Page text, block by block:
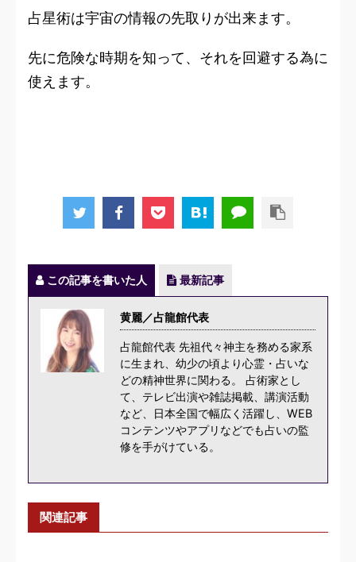
占星術は宇宙の情報の先取り が出来ます。
先に危険な時期を知って、それを回避する為に
使えます。
この記事を書いた人 最新記事
黄麗／占龍館代表
占龍館代表 先祖代々神主を務める家系
に生まれ、幼少の頃より心霊・占いな
どの精神世界に関わる。 占術家とし
て、テレビ出演や雑誌掲載、講演活動
など、日本全国で幅広く活躍し、WEB
コンテンツやアプリなどでも占いの監
修を手がけている。
関連記事